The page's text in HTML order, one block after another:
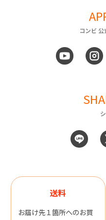
コンビ
送料
お届け先１箇所へのお買